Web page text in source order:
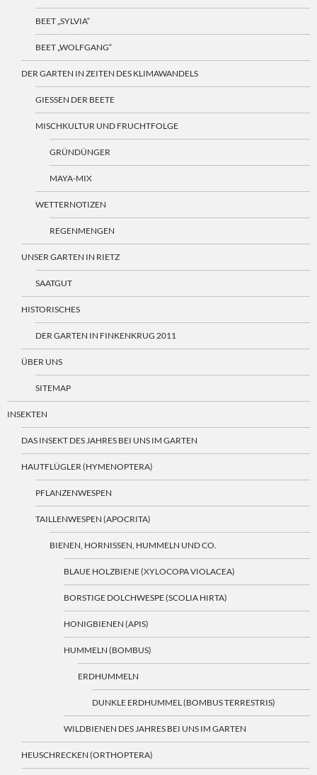
BEET „SYLVIA“
BEET „WOLFGANG“
DER GARTEN IN ZEITEN DES KLIMAWANDELS
GIESSEN DER BEETE
MISCHKULTUR UND FRUCHTFOLGE
GRÜNDÜNGER
MAYA-MIX
WETTERNOTIZEN
REGENMENGEN
UNSER GARTEN IN RIETZ
SAATGUT
HISTORISCHES
DER GARTEN IN FINKENKRUG 2011
ÜBER UNS
SITEMAP
INSEKTEN
DAS INSEKT DES JAHRES BEI UNS IM GARTEN
HAUTFLÜGLER (HYMENOPTERA)
PFLANZENWESPEN
TAILLENWESPEN (APOCRITA)
BIENEN, HORNISSEN, HUMMELN UND CO.
BLAUE HOLZBIENE (XYLOCOPA VIOLACEA)
BORSTIGE DOLCHWESPE (SCOLIA HIRTA)
HONIGBIENEN (APIS)
HUMMELN (BOMBUS)
ERDHUMMELN
DUNKLE ERDHUMMEL (BOMBUS TERRESTRIS)
WILDBIENEN DES JAHRES BEI UNS IM GARTEN
HEUSCHRECKEN (ORTHOPTERA)